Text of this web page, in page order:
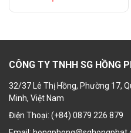
CÔNG TY TNHH SG HỒNG
32/37 Lê Thị Hồng, Phường 17,
Minh, Việt Nam
Điện Thoại: (+84) 0879 226 879